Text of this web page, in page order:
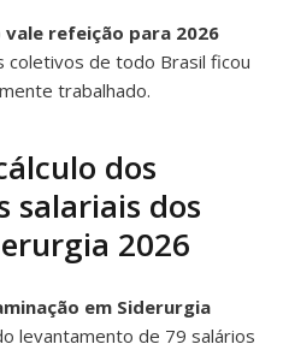
refeição para 2026
de todo Brasil ficou
trabalhado.
dos
salariais dos
2026
em Siderurgia
levantamento de 79 salários